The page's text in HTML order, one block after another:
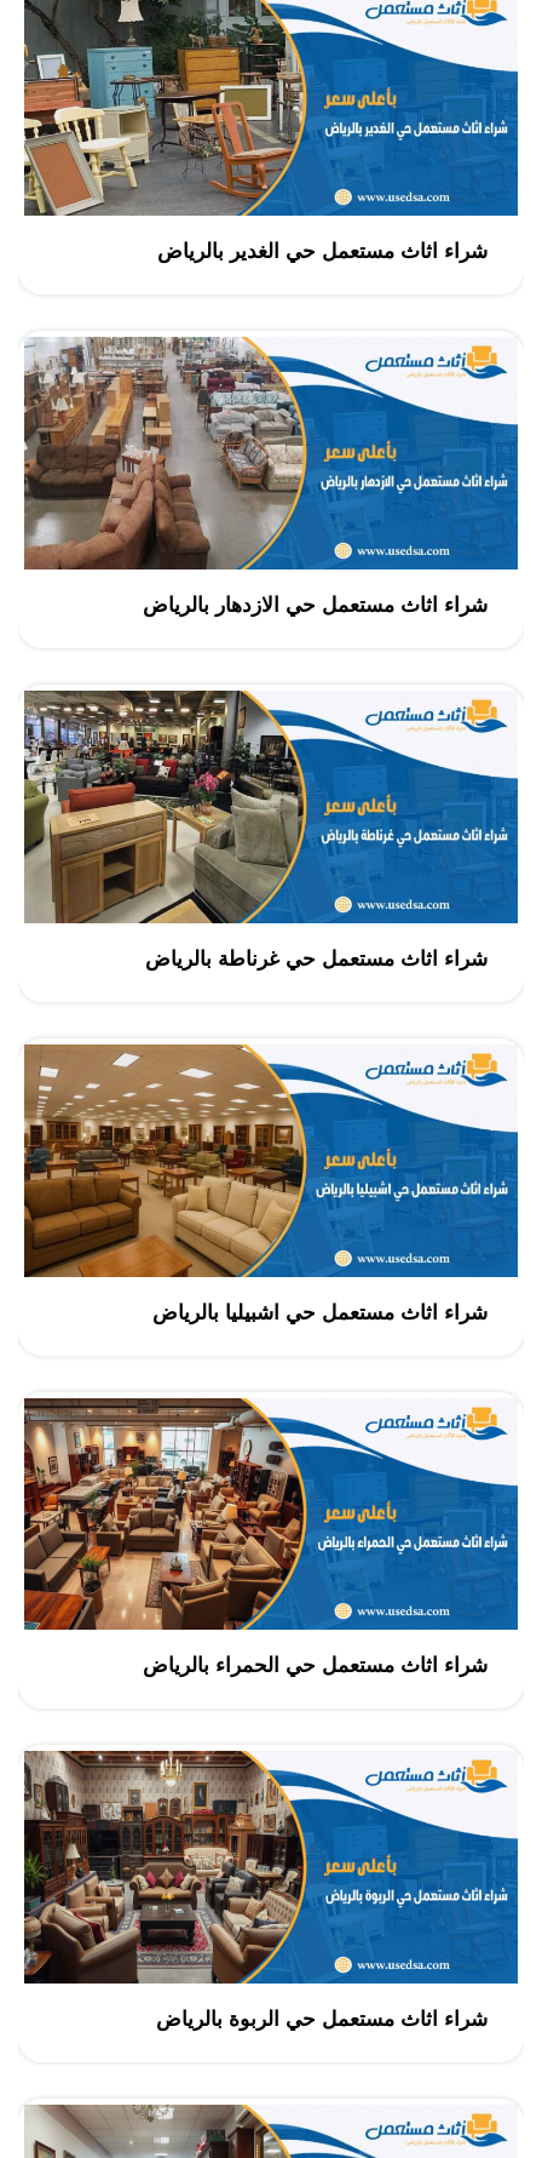
شراء اثاث مستعمل حي الغدير بالرياض
شراء اثاث مستعمل حي الازدهار بالرياض
شراء اثاث مستعمل حي غرناطة بالرياض
شراء اثاث مستعمل حي اشبيليا بالرياض
شراء اثاث مستعمل حي الحمراء بالرياض
شراء اثاث مستعمل حي الربوة بالرياض